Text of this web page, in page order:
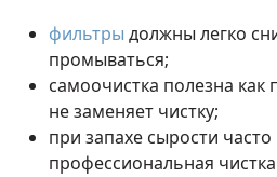
фильтры должны легко
промываться;
самоочистка полезна как
не заменяет чистку;
при запахе сырости
профессиональная